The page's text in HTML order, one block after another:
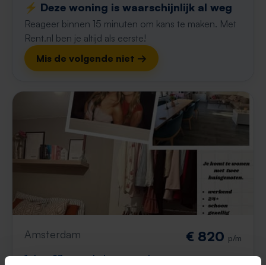
⚡️ Deze woning is waarschijnlijk al weg
Reageer binnen 15 minuten om kans te maken. Met
Rent.nl ben je altijd als eerste!
Mis de volgende niet →
Amsterdam € 820 p/m
1 dag, 23 uur geleden gevonden